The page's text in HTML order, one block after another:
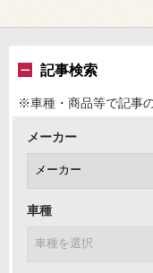
記事検索
※車種・商品等で記事
メーカー
車種